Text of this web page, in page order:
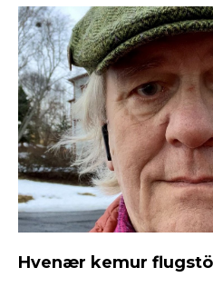
Hvenær kemur